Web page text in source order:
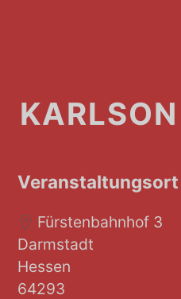
KARLSON
Veranstaltungsort
Fürstenbahnhof 3
Darmstadt
Hessen
64293